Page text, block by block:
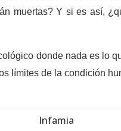
muertas? Y si es así,
donde nada es lo
límites de la condición
Infamia